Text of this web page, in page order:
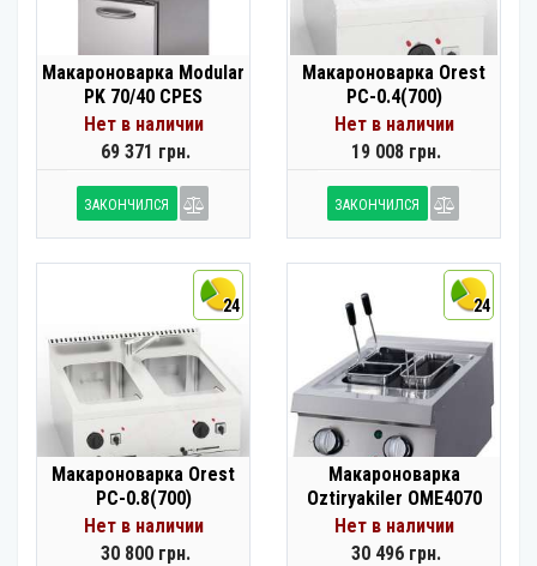
Макароноварка Modular
PK 70/40 CPES
Нет в наличии
69 371 грн.
ЗАКОНЧИЛСЯ
Макароноварка Orest
РС-0.4(700)
Нет в наличии
19 008 грн.
ЗАКОНЧИЛСЯ
24
Макароноварка Orest
РС-0.8(700)
Нет в наличии
30 800 грн.
24
Макароноварка
Oztiryakiler OME4070
Нет в наличии
30 496 грн.